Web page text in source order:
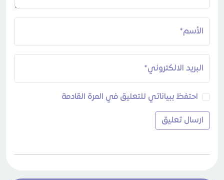
الأسم*
البريد الالكتروني*
احتفظ ببياناتي للتعليق في المرة القادمة